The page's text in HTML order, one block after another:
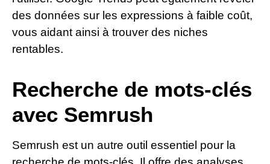
des données sur les expressions à faible coût,
vous aidant ainsi à trouver des niches
rentables.
Recherche de mots-clés
avec Semrush
Semrush est un autre outil essentiel pour la